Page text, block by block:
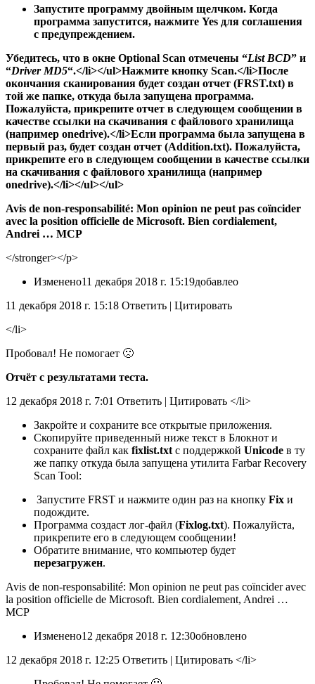
Запустите программу двойным щелчком. Когда
программа запустится, нажмите Yes для соглашения
с предупреждением.
Убедитесь, что в окне Optional Scan отмечены “List BCD” и
“Driver MD5“.</li></ul>Нажмите кнопку Scan.</li>После
окончания сканирования будет создан отчет (FRST.txt) в
той же папке, откуда была запущена программа.
Пожалуйста, прикрепите отчет в следующем сообщении в
качестве ссылки на скачивания с файлового хранилища
(например onedrive).</li>Если программа была запущена в
первый раз, будет создан отчет (Addition.txt). Пожалуйста,
прикрепите его в следующем сообщении в качестве ссылки
на скачивания с файлового хранилища (например
onedrive).</li></ul></ul>
Avis de non-responsabilité: Mon opinion ne peut pas coïncider
avec la position officielle de Microsoft. Bien cordialement,
Andrei … MCP
</stronger></p>
Изменено11 декабря 2018 г. 15:19добавлео
11 декабря 2018 г. 15:18 Ответить | Цитировать
</li>
Пробовал! Не помогает 🙁
Отчёт с результатами теста.
12 декабря 2018 г. 7:01 Ответить | Цитировать </li>
Закройте и сохраните все открытые приложения.
Скопируйте приведенный ниже текст в Блокнот и
сохраните файл как fixlist.txt с поддержкой Unicode в ту
же папку откуда была запущена утилита Farbar Recovery
Scan Tool:
Запустите FRST и нажмите один раз на кнопку Fix и
подождите.
Программа создаст лог-файл (Fixlog.txt). Пожалуйста,
прикрепите его в следующем сообщении!
Обратите внимание, что компьютер будет
перезагружен.
Avis de non-responsabilité: Mon opinion ne peut pas coïncider avec
la position officielle de Microsoft. Bien cordialement, Andrei …
MCP
Изменено12 декабря 2018 г. 12:30обновлено
12 декабря 2018 г. 12:25 Ответить | Цитировать </li>